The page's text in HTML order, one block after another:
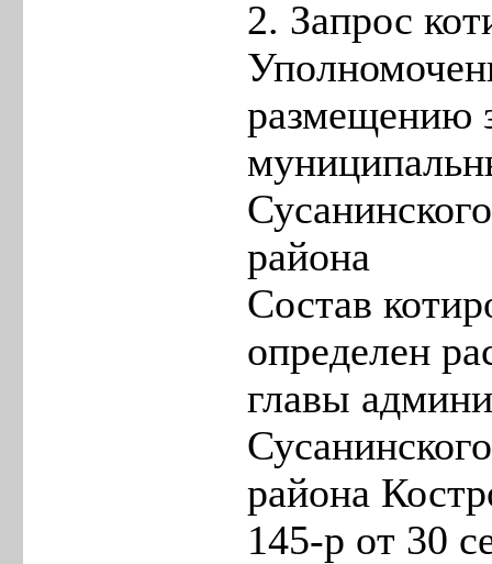
2. Запрос
размещению
района
Состав
определен
главы
района
145-р от 30